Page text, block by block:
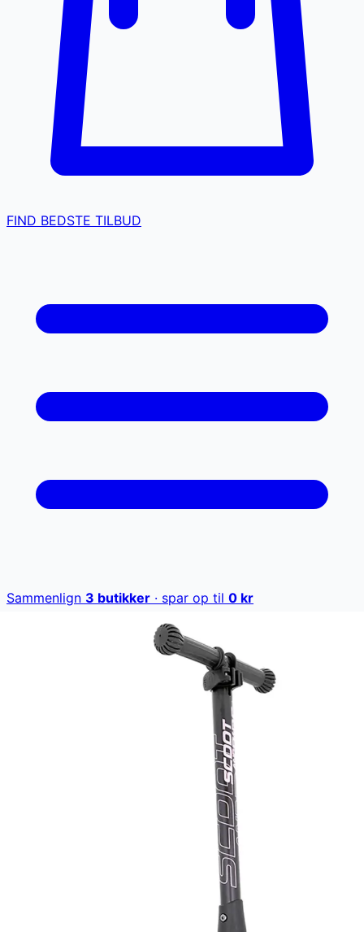
FIND BEDSTE TILBUD
Sammenlign 3 butikker · spar op til 0 kr
Scoot and Ride Highwaykick 3 LED er det perfekte
løbehjul til børn i alderen 3-6 år. Med LED-lys i alle hjul
og stabilitet fra to forhjul, bliver hver tur en sikker og
Scoot and Ride Highwaykick 3 LED koster lige nu 750
kr. Den laveste pris, der nogensinde er registreret. Vores
prishistorik bygger på 101 prisobservationer, hvor prisen
har bevæget sig mellem 750 kr (01. marts 2026) og 750
kr hos